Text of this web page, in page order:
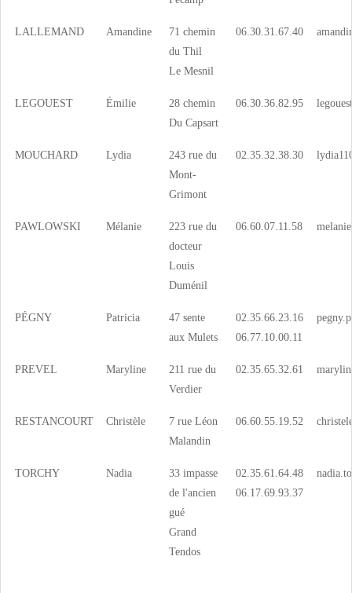
LALLEMAND Amandine
71 chemin
du Thil
Le Mesnil
06.30.31.67.40
LEGOUEST Émilie
28 chemin
Du Capsart
06.30.36.82.95
MOUCHARD Lydia
243 rue du
Mont-
Grimont
02.35.32.38.30
PAWLOWSKI Mélanie
223 rue du
docteur
Louis
Duménil
06.60.07.11.58
PÉGNY Patricia
47 sente
aux Mulets
02.35.66.23.16
06.77.10.00.11
PREVEL Maryline
211 rue du
Verdier
02.35.65.32.61
RESTANCOURT Christèle
7 rue Léon
Malandin
06.60.55.19.52
TORCHY Nadia
33 impasse
de l'ancien
gué
Grand
Tendos
02.35.61.64.48
06.17.69.93.37